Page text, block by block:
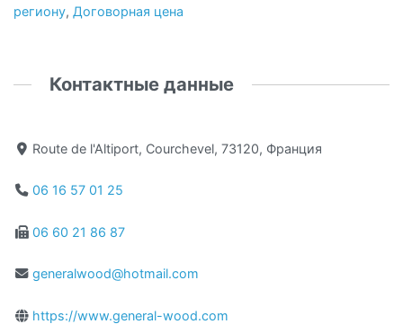
региону, Договорная цена
Контактные данные
Route de l'Altiport, Courchevel, 73120, Франция
06 16 57 01 25
06 60 21 86 87
generalwood@hotmail.com
https://www.general-wood.com